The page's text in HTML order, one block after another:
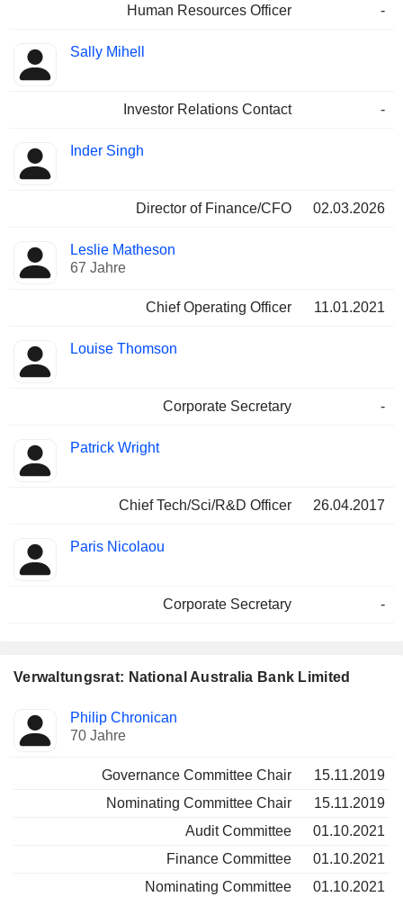
Human Resources Officer -
Sally Mihell
Investor Relations Contact -
Inder Singh
Director of Finance/CFO 02.03.2026
Leslie Matheson
67 Jahre
Chief Operating Officer 11.01.2021
Louise Thomson
Corporate Secretary -
Patrick Wright
Chief Tech/Sci/R&D Officer 26.04.2017
Paris Nicolaou
Corporate Secretary -
Verwaltungsrat: National Australia Bank Limited
Verwaltungsratsmitglied
Philip Chronican
70 Jahre
Governance Committee Chair
15.11.2019
Nominating Committee Chair
15.11.2019
Audit Committee
01.10.2021
Finance Committee
01.10.2021
Nominating Committee
01.10.2021